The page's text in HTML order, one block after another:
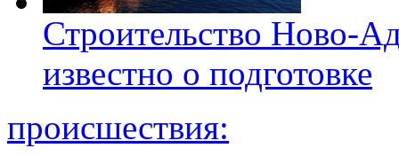
Строительство Ново-
известно о подготовке
происшествия: